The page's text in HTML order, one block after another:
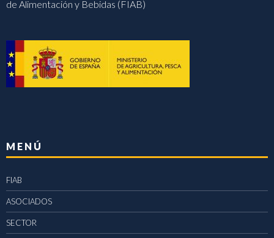
de Alimentación y Bebidas (FIAB)
MENÚ
FIAB
ASOCIADOS
SECTOR